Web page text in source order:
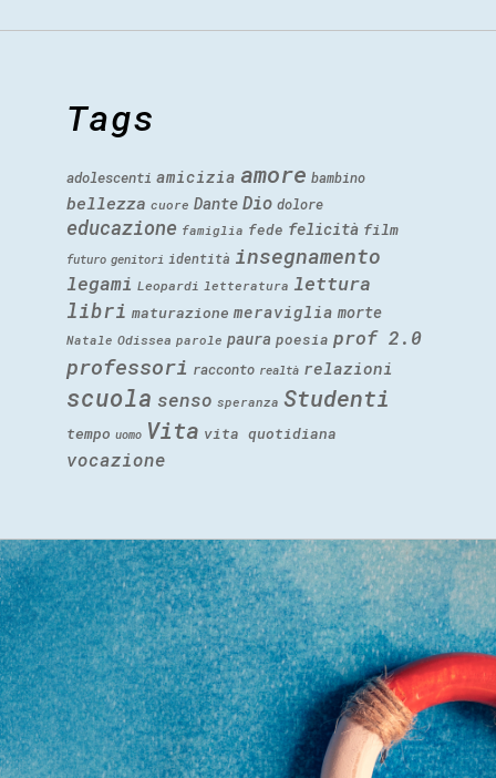
Tags
adolescenti amicizia amore bambino
bellezza cuore Dante Dio dolore
educazione famiglia fede felicità film
futuro genitori identità insegnamento
legami Leopardi letteratura lettura
libri maturazione meraviglia morte
Natale Odissea parole paura poesia prof 2.0
professori racconto realtà relazioni
scuola senso speranza Studenti
tempo uomo Vita vita quotidiana
vocazione